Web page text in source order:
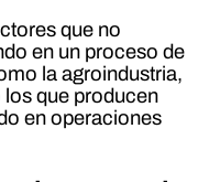
que no
en un proceso de
la agroindustria,
los que producen
en operaciones